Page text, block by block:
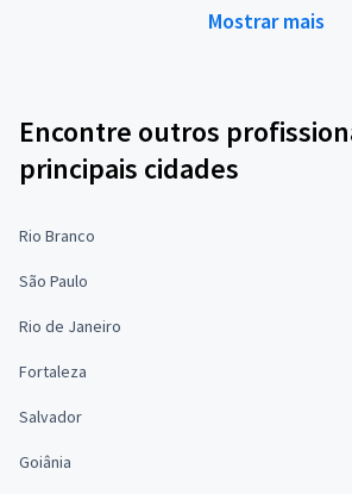
Mostrar mais
Encontre outros
principais cidades
Rio Branco
São Paulo
Rio de Janeiro
Fortaleza
Salvador
Goiânia